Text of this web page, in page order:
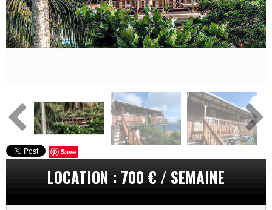
Save
LOCATION : 700 € / SEMAINE